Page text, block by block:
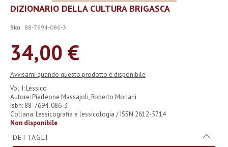
Vai
all'inizio
galleria
immagini
DIZIONARIO DELLA CULTURA BRIGASCA
Sku 88-7694-086-3
34,00 €
Avvisami quando questo prodotto è disponibile
Vol. I: Lessico
Autore: Pierleone Massajoli, Roberto Moriani
Isbn: 88-7694-086-3
Collana: Lessicografia e lessicologia / ISSN 2612-5714
Non disponibile
DETTAGLI